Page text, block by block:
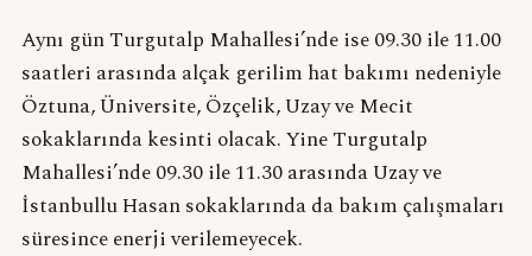
Aynı gün Turgutalp Mahallesi’nde ise 09.30 ile 11.00
saatleri arasında alçak gerilim hat bakımı nedeniyle
Öztuna, Üniversite, Özçelik, Uzay ve Mecit
sokaklarında kesinti olacak. Yine Turgutalp
Mahallesi’nde 09.30 ile 11.30 arasında Uzay ve
İstanbullu Hasan sokaklarında da bakım çalışmaları
süresince enerji verilemeyecek.